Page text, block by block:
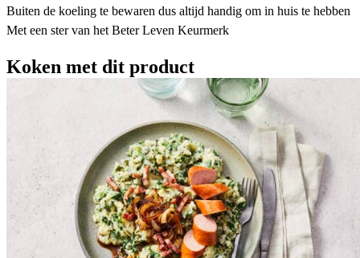
Buiten de koeling te bewaren dus altijd handig om in huis te hebben​
Met een ster van het Beter Leven Keurmerk​
Koken met dit product